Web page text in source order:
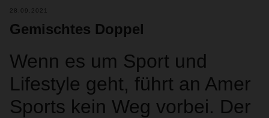
28.09.2021
Gemischtes Doppel
Wenn es um Sport und
Lifestyle geht, führt an Amer
Sports kein Weg vorbei. Der